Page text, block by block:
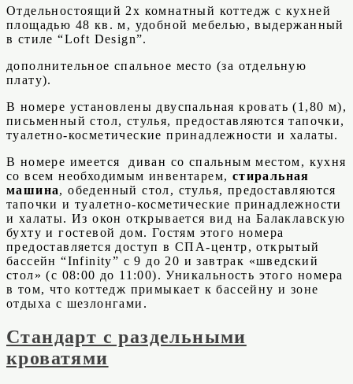
Отдельностоящий 2х комнатный коттедж с кухней
площадью 48 кв. м, удобной мебелью, выдержанный
в стиле “Loft Design”.
дополнительное спальное место (за отдельную
плату).
В номере установлены двуспальная кровать (1,80 м),
письменный стол, стулья, предоставляются тапочки,
туалетно-косметические принадлежности и халаты.
В номере имеется диван со спальным местом, кухня
со всем необходимым инвентарем, стиральная
машина, обеденный стол, стулья, предоставляются
тапочки и туалетно-косметические принадлежности
и халаты. Из окон открывается вид на Балаклавскую
бухту и гостевой дом. Гостям этого номера
предоставляется доступ в СПА-центр, открытый
бассейн “Infinity” с 9 до 20 и завтрак «шведский
стол» (с 08:00 до 11:00). Уникальность этого номера
в том, что коттедж примыкает к бассейну и зоне
отдыха с шезлонгами.
Стандарт с раздельными
кроватями